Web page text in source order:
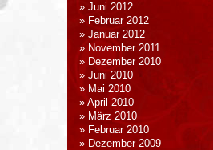
Juni 2012
Februar 2012
Januar 2012
November 2011
Dezember 2010
Juni 2010
Mai 2010
April 2010
März 2010
Februar 2010
Dezember 2009